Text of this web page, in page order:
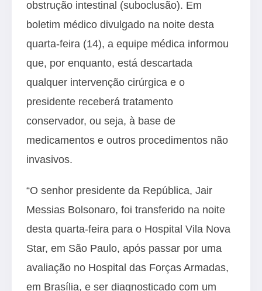
obstrução intestinal (suboclusão). Em
boletim médico divulgado na noite desta
quarta-feira (14), a equipe médica informou
que, por enquanto, está descartada
qualquer intervenção cirúrgica e o
presidente receberá tratamento
conservador, ou seja, à base de
medicamentos e outros procedimentos não
invasivos.
“O senhor presidente da República, Jair
Messias Bolsonaro, foi transferido na noite
desta quarta-feira para o Hospital Vila Nova
Star, em São Paulo, após passar por uma
avaliação no Hospital das Forças Armadas,
em Brasília, e ser diagnosticado com um